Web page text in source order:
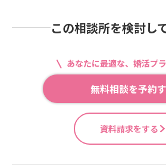
この相談所を検討し
あなたに最適な、婚活プ
無料相談を予約
資料請求をする